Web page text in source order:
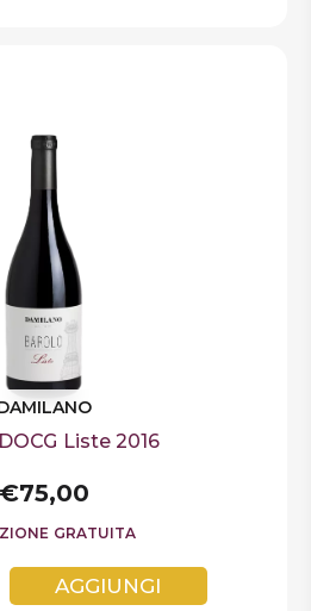
Liste 2016
€75,00
GRATUITA
AGGIUNGI